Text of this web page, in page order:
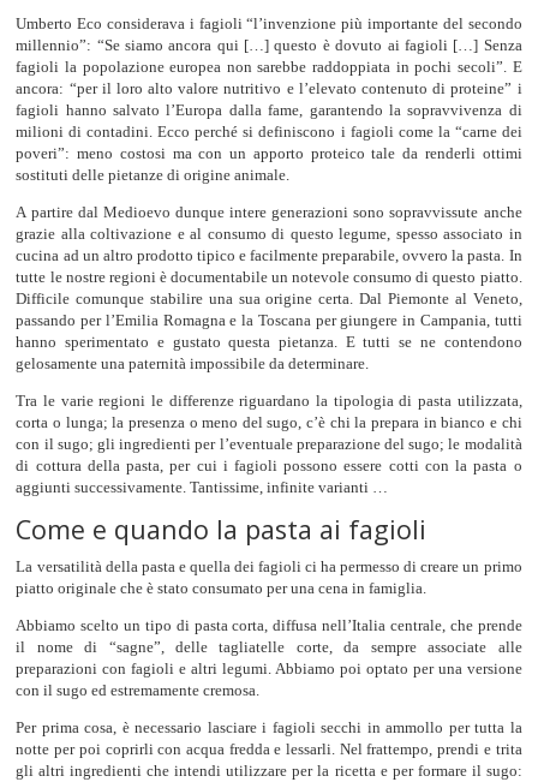
Umberto Eco considerava i fagioli “l’invenzione più importante del secondo
millennio”: “Se siamo ancora qui […] questo è dovuto ai fagioli […] Senza
fagioli la popolazione europea non sarebbe raddoppiata in pochi secoli”. E
ancora: “per il loro alto valore nutritivo e l’elevato contenuto di proteine” i
fagioli hanno salvato l’Europa dalla fame, garantendo la sopravvivenza di
milioni di contadini. Ecco perché si definiscono i fagioli come la “carne dei
poveri”: meno costosi ma con un apporto proteico tale da renderli ottimi
sostituti delle pietanze di origine animale.
A partire dal Medioevo dunque intere generazioni sono sopravvissute anche
grazie alla coltivazione e al consumo di questo legume, spesso associato in
cucina ad un altro prodotto tipico e facilmente preparabile, ovvero la pasta. In
tutte le nostre regioni è documentabile un notevole consumo di questo piatto.
Difficile comunque stabilire una sua origine certa. Dal Piemonte al Veneto,
passando per l’Emilia Romagna e la Toscana per giungere in Campania, tutti
hanno sperimentato e gustato questa pietanza. E tutti se ne contendono
gelosamente una paternità impossibile da determinare.
Tra le varie regioni le differenze riguardano la tipologia di pasta utilizzata,
corta o lunga; la presenza o meno del sugo, c’è chi la prepara in bianco e chi
con il sugo; gli ingredienti per l’eventuale preparazione del sugo; le modalità
di cottura della pasta, per cui i fagioli possono essere cotti con la pasta o
aggiunti successivamente. Tantissime, infinite varianti …
Come e quando la pasta ai fagioli
La versatilità della pasta e quella dei fagioli ci ha permesso di creare un primo
piatto originale che è stato consumato per una cena in famiglia.
Abbiamo scelto un tipo di pasta corta, diffusa nell’Italia centrale, che prende
il nome di “sagne”, delle tagliatelle corte, da sempre associate alle
preparazioni con fagioli e altri legumi. Abbiamo poi optato per una versione
con il sugo ed estremamente cremosa.
Per prima cosa, è necessario lasciare i fagioli secchi in ammollo per tutta la
notte per poi coprirli con acqua fredda e lessarli. Nel frattempo, prendi e trita
gli altri ingredienti che intendi utilizzare per la ricetta e per formare il sugo: